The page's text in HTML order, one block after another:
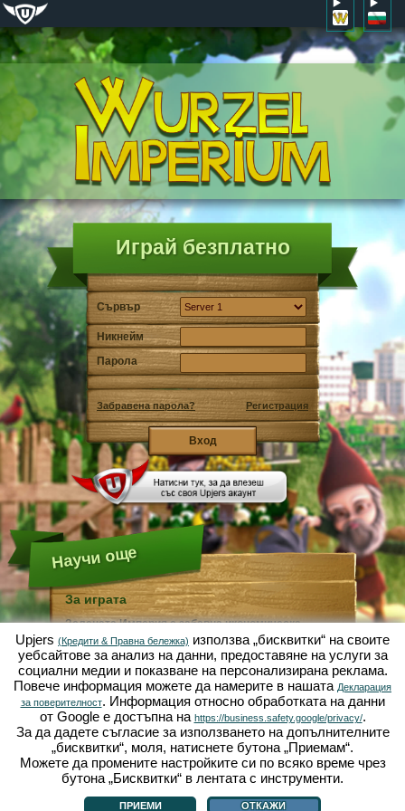
Играй безплатно
Сървър
Никнейм
Парола
Забравена парола? Регистрация
Научи още
За играта
Зелената Империя е забавна икономическа
симулация, фокусирана върху градинарството и
земеделието. Като уеб базирана игра, тя върви
изцяло и само във вашия браузър, без нужда от
допълнително инсталиране или изтегляне!
Получавайки задачата да бъдете индустриaлно
градинско джудже, Вие ще можете да създадете
своя собствена райска градина. Маруля, моркови,
ягоди, спанак или лук - от Вас зависи какво ще
отглеждате. Посетете приятелския град Зелената
Долина, за да търгувате с други играчи, да купувате
растения, семена или украса за своята градина,
изпълнявайте заявките на своите клиенти и бъдете
винаги добър съсед ... a може да се събудите един
ден и да откриете своята градина, опустошена от
За играта|История|| Правила и ограничения|Защита на данни|
Управлявай Бисквитки
Upjers (Кредити & Правна бележка) използва „бисквитки“ на своите
уебсайтове за анализ на данни, предоставяне на услуги за
социални медии и показване на персонализирана реклама.
Повече информация можете да намерите в нашата Декларация
за поверителност. Информация относно обработката на данни
от Google е достъпна на https://business.safety.google/privacy/.
За да дадете съгласие за използването на допълнителните
„бисквитки“, моля, натиснете бутона „Приемам“.
Можете да промените настройките си по всяко време чрез
бутона „Бисквитки“ в лентата с инструменти.
ПРИЕМИ ОТКАЖИ